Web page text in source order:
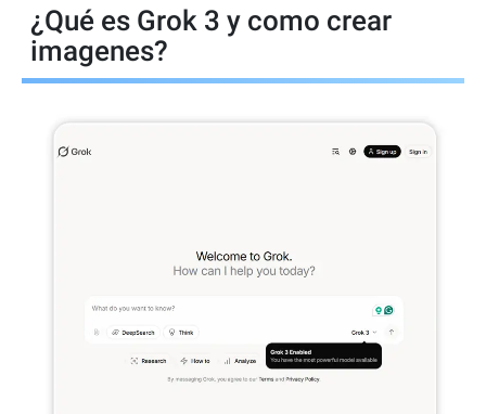
¿Qué es Grok 3 y como crear
imagenes?